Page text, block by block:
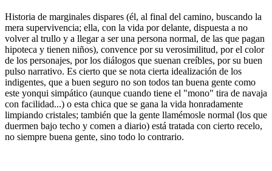
Historia de marginales dispares (él, al final del camino, buscando la
mera supervivencia; ella, con la vida por delante, dispuesta a no
volver al trullo y a llegar a ser una persona normal, de las que pagan
hipoteca y tienen niños), convence por su verosimilitud, por el color
de los personajes, por los diálogos que suenan creíbles, por su buen
pulso narrativo. Es cierto que se nota cierta idealización de los
indigentes, que a buen seguro no son todos tan buena gente como
este yonqui simpático (aunque cuando tiene el "mono" tira de navaja
con facilidad...) o esta chica que se gana la vida honradamente
limpiando cristales; también que la gente llamémosle normal (los que
duermen bajo techo y comen a diario) está tratada con cierto recelo,
no siempre buena gente, sino todo lo contrario.